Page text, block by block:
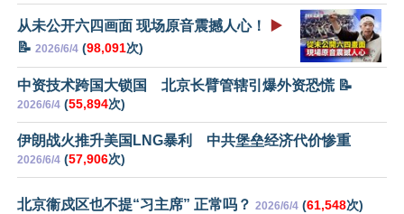
从未公开六四画面 现场原音震撼人心！
▶️
📝 2026/6/4 (98,091次)
中资技术跨国大锁国 北京长臂管辖引爆外资恐慌 📝
2026/6/4 (55,894次)
伊朗战火推升美国LNG暴利 中共堡垒经济代价惨重
2026/6/4 (57,906次)
北京衞戍区也不提“习主席” 正常吗？ 2026/6/4 (61,548次)